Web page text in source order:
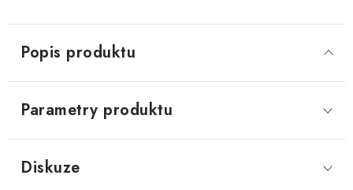
Popis produktu
Parametry produktu
Diskuze